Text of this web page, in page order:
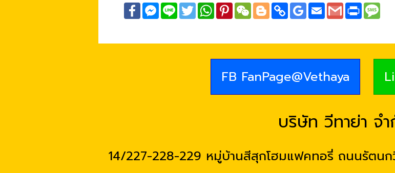
FacebookFacebook
Messenger
Line TwitterWhatsApp
PinterestWeChatBlogger
Copy
Link
Google
Bookmarks
EmailGmailPrint
FB FanPage@Vethaya
บริษัท วีทาย่า จ
14/227-228-229 หมู่บ้านสีสุกโฮมแฟคทอรี่ ถนนรัตน